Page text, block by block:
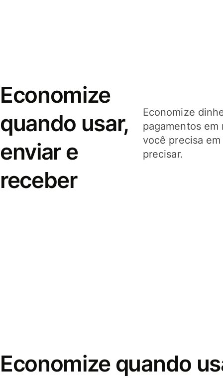
Economize
quando usar,
enviar e
receber
Economize
pagamentos
você precisa
precisar.
Economize quando